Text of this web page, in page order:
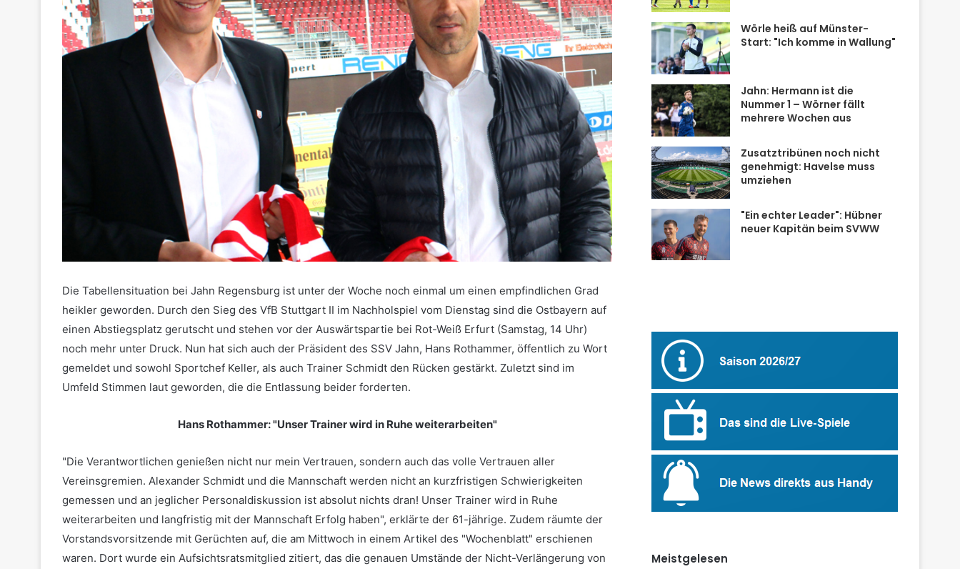
Die Tabellensituation bei Jahn Regensburg ist unter der Woche noch einmal um einen empfindlichen Grad
heikler geworden. Durch den Sieg des VfB Stuttgart II im Nachholspiel vom Dienstag sind die Ostbayern auf
einen Abstiegsplatz gerutscht und stehen vor der Auswärtspartie bei Rot-Weiß Erfurt (Samstag, 14 Uhr)
noch mehr unter Druck. Nun hat sich auch der Präsident des SSV Jahn, Hans Rothammer, öffentlich zu Wort
gemeldet und sowohl Sportchef Keller, als auch Trainer Schmidt den Rücken gestärkt. Zuletzt sind im
Umfeld Stimmen laut geworden, die die Entlassung beider forderten.
Hans Rothammer: "Unser Trainer wird in Ruhe weiterarbeiten"
"Die Verantwortlichen genießen nicht nur mein Vertrauen, sondern auch das volle Vertrauen aller
Vereinsgremien. Alexander Schmidt und die Mannschaft werden nicht an kurzfristigen Schwierigkeiten
gemessen und an jeglicher Personaldiskussion ist absolut nichts dran! Unser Trainer wird in Ruhe
weiterarbeiten und langfristig mit der Mannschaft Erfolg haben", erklärte der 61-jährige. Zudem räumte der
Vorstandsvorsitzende mit Gerüchten auf, die am Mittwoch in einem Artikel des "Wochenblatt" erschienen
waren. Dort wurde ein Aufsichtsratsmitglied zitiert, das die genauen Umstände der Nicht-Verlängerung von
Wörle heiß auf Münster-
Start: "Ich komme in Wallung"
Jahn: Hermann ist die
Nummer 1 – Wörner fällt
mehrere Wochen aus
Zusatztribünen noch nicht
genehmigt: Havelse muss
umziehen
"Ein echter Leader": Hübner
neuer Kapitän beim SVWW
Meistgelesen